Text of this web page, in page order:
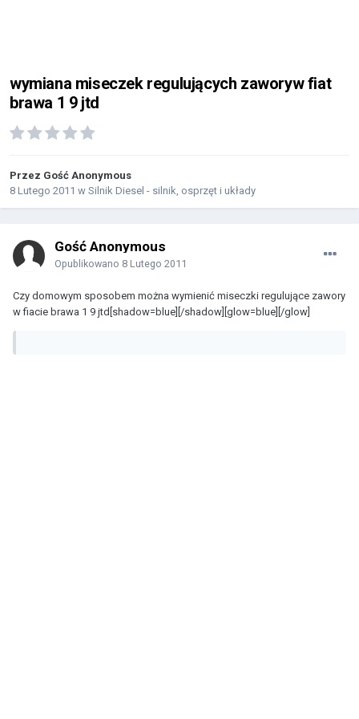
wymiana miseczek regulujących zaworyw fiat
brawa 1 9 jtd
Przez Gość Anonymous
8 Lutego 2011 w Silnik Diesel - silnik, osprzęt i układy
Gość Anonymous
Opublikowano 8 Lutego 2011
Czy domowym sposobem można wymienić miseczki regulujące zawory
w fiacie brawa 1 9 jtd[shadow=blue][/shadow][glow=blue][/glow]